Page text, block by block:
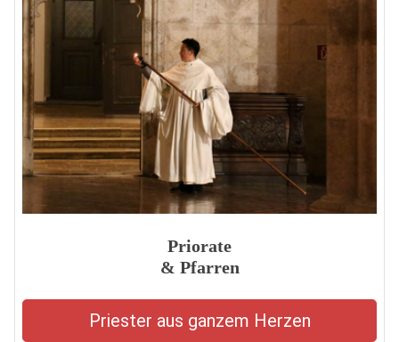
Priorate
& Pfarren
Priester aus ganzem Herzen